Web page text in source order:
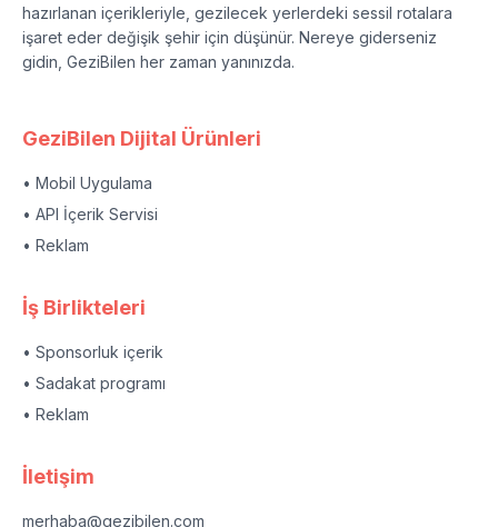
hazırlanan içerikleriyle, gezilecek yerlerdeki sessil rotalara
işaret eder değişik şehir için düşünür. Nereye giderseniz
gidin, GeziBilen her zaman yanınızda.
GeziBilen Dijital Ürünleri
• Mobil Uygulama
• API İçerik Servisi
• Reklam
İş Birlikteleri
• Sponsorluk içerik
• Sadakat programı
• Reklam
İletişim
merhaba@gezibilen.com